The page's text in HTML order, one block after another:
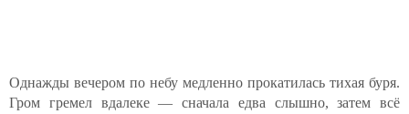
Однажды вечером по небу медленно прокатилась тихая буря.
Гром гремел вдалеке — сначала едва слышно, затем всё